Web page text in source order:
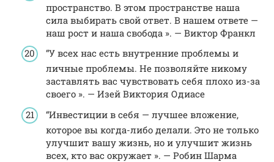
пространство. В этом пространстве наша
сила выбирать свой ответ. В нашем ответе —
наш рост и наша свобода ». — Виктор Франкл
“У всех нас есть внутренние проблемы и
личные проблемы. Не позволяйте никому
заставлять вас чувствовать себя плохо из-за
своего ». — Изей Виктория Одиасе
“Инвестиции в себя — лучшее вложение,
которое вы когда-либо делали. Это не только
улучшит вашу жизнь, но и улучшит жизнь
всех, кто вас окружает ». — Робин Шарма